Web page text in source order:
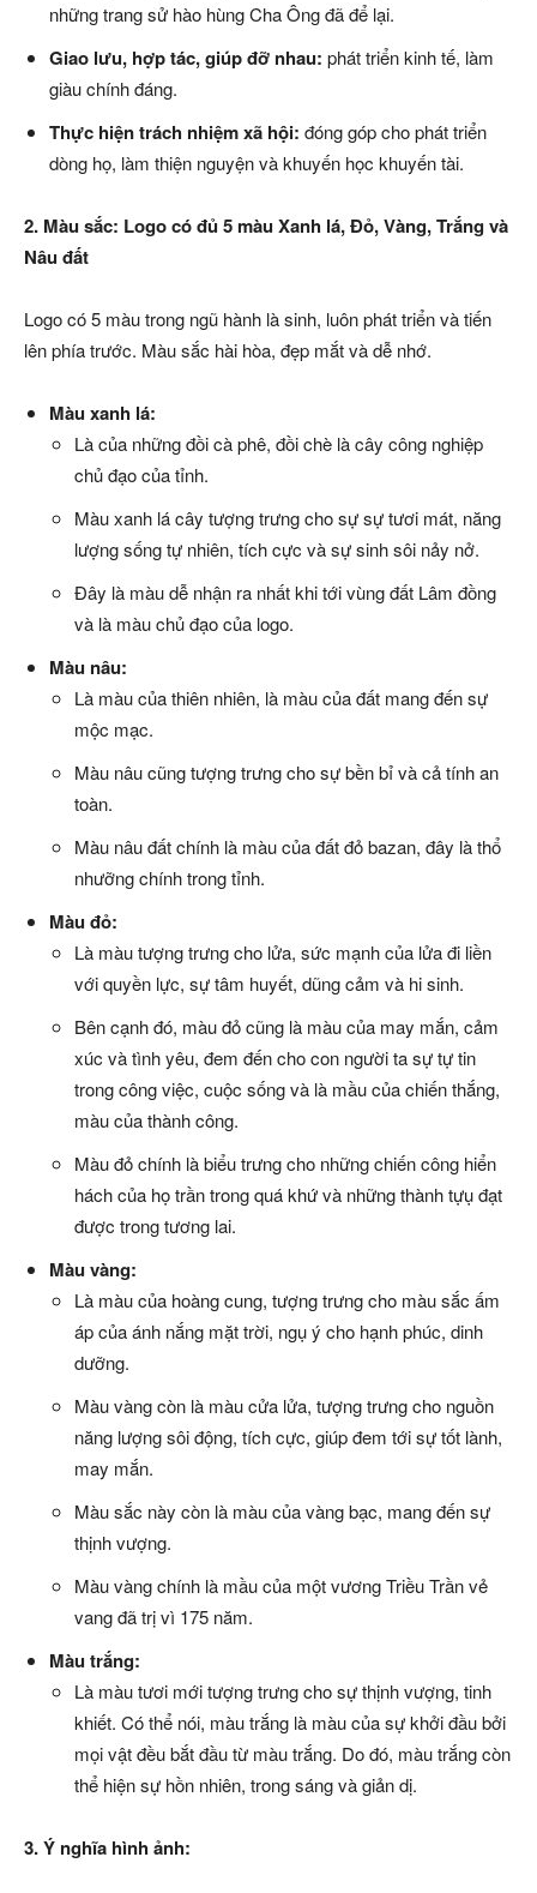
những trang sử hào hùng Cha Ông đã để lại.
Giao lưu, hợp tác, giúp đỡ nhau: phát triển kinh tế, làm
giàu chính đáng.
Thực hiện trách nhiệm xã hội: đóng góp cho phát triển
dòng họ, làm thiện nguyện và khuyến học khuyến tài.
2. Màu sắc: Logo có đủ 5 màu Xanh lá, Đỏ, Vàng, Trắng và
Nâu đất
Logo có 5 màu trong ngũ hành là sinh, luôn phát triển và tiến
lên phía trước. Màu sắc hài hòa, đẹp mắt và dễ nhớ.
Màu xanh lá:
Là của những đồi cà phê, đồi chè là cây công nghiệp
chủ đạo của tỉnh.
Màu xanh lá cây tượng trưng cho sự sự tươi mát, năng
lượng sống tự nhiên, tích cực và sự sinh sôi nảy nở.
Đây là màu dễ nhận ra nhất khi tới vùng đất Lâm đồng
và là màu chủ đạo của logo.
Màu nâu:
Là màu của thiên nhiên, là màu của đất mang đến sự
mộc mạc.
Màu nâu cũng tượng trưng cho sự bền bỉ và cả tính an
toàn.
Màu nâu đất chính là màu của đất đỏ bazan, đây là thổ
nhưỡng chính trong tỉnh.
Màu đỏ:
Là màu tượng trưng cho lửa, sức mạnh của lửa đi liền
với quyền lực, sự tâm huyết, dũng cảm và hi sinh.
Bên cạnh đó, màu đỏ cũng là màu của may mắn, cảm
xúc và tình yêu, đem đến cho con người ta sự tự tin
trong công việc, cuộc sống và là mầu của chiến thắng,
màu của thành công.
Màu đỏ chính là biểu trưng cho những chiến công hiển
hách của họ trần trong quá khứ và những thành tựụ đạt
được trong tương lai.
Màu vàng:
Là màu của hoàng cung, tượng trưng cho màu sắc ấm
áp của ánh nắng mặt trời, ngụ ý cho hạnh phúc, dinh
dưỡng.
Màu vàng còn là màu cửa lửa, tượng trưng cho nguồn
năng lượng sôi động, tích cực, giúp đem tới sự tốt lành,
may mắn.
Màu sắc này còn là màu của vàng bạc, mang đến sự
thịnh vượng.
Màu vàng chính là mầu của một vương Triều Trần vẻ
vang đã trị vì 175 năm.
Màu trắng:
Là màu tươi mới tượng trưng cho sự thịnh vượng, tinh
khiết. Có thể nói, màu trắng là màu của sự khởi đầu bởi
mọi vật đều bắt đầu từ màu trắng. Do đó, màu trắng còn
thể hiện sự hồn nhiên, trong sáng và giản dị.
3. Ý nghĩa hình ảnh: